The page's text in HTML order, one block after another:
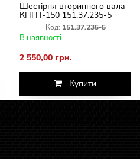
Шестірня вторинного вала
КППТ-150 151.37.235-5
(Z=42/18)Код: 151.37.235-5
В наявності
2 550,00 грн.
Купити